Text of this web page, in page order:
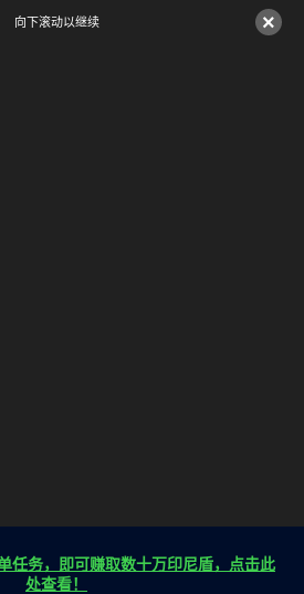
×
向下滚动以继续
任务，即可赚取数十万印尼盾，点击此
处查看！